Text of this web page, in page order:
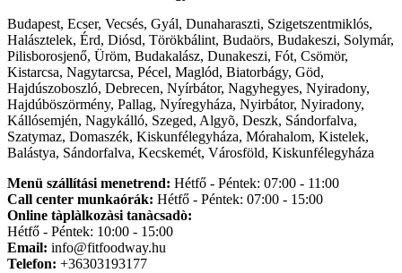
Budapest, Ecser, Vecsés, Gyál, Dunaharaszti, Szigetszentmiklós,
Halásztelek, Érd, Diósd, Törökbálint, Budaörs, Budakeszi, Solymár,
Pilisborosjenő, Üröm, Budakalász, Dunakeszi, Fót, Csömör,
Kistarcsa, Nagytarcsa, Pécel, Maglód, Biatorbágy, Göd,
Hajdúszoboszló, Debrecen, Nyírbátor, Nagyhegyes, Nyiradony,
Hajdúböszörmény, Pallag, Nyíregyháza, Nyirbátor, Nyiradony,
Kállósemjén, Nagykálló, Szeged, Algyõ, Deszk, Sándorfalva,
Szatymaz, Domaszék, Kiskunfélegyháza, Mórahalom, Kistelek,
Balástya, Sándorfalva, Kecskemét, Városföld, Kiskunfélegyháza
Menü szállítási menetrend: Hétfő - Péntek: 07:00 - 11:00
Call center munkaórák: Hétfő - Péntek: 07:00 - 15:00
Online tàplàlkozàsi tanàcsadò:
Hétfő - Péntek: 10:00 - 15:00
Email: info@fitfoodway.hu
Telefon: +36303193177